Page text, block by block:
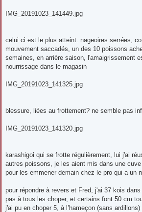
IMG_20191023_141449.jpg
celui ci est le plus atteint. nageoires serrées,
mouvement saccadés, un des 10 poissons
semaines, en arrière saison, l'amaigrissement
nourrissage dans le magasin
IMG_20191023_141325.jpg
blessure, liées au frottement? ne semble pas
IMG_20191023_141320.jpg
karashigoi qui se frotte régulièrement, lui j'ai
autres poissons, je les aient mis dans une
pour les emmener demain chez le pro qui a un
pour répondre à revers et Fred, j'ai 37 kois
pas à tous les choper, et certains font 50 cm
j'ai pu en choper 5, à l’hameçon (sans ardillons)